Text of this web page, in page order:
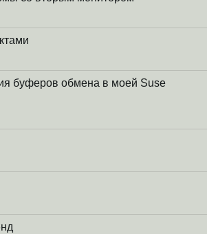
буферов обмена в моей Suse